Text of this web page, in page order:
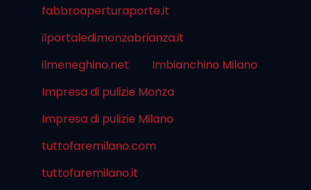
fabbroaperturaporte.it
ilportaledimonzabrianza.it
ilmeneghino.net
Imbianchino Milano
Impresa di pulizie Monza
Impresa di pulizie Milano
tuttofaremilano.com
tuttofaremilano.it